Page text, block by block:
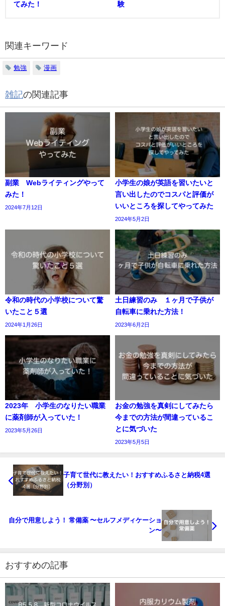
てみた！
験
関連キーワード
勉強 漫画
雑記の関連記事
副業 Webライティングやって
みた！
2024年7月12日
小学生の娘が英語を習いたいと
言い出したのでコスパと評価が
いいところを探してやってみた
2024年5月2日
令和の時代の小学校について驚
いたこと５選
2024年1月26日
土日練習のみ １ヶ月で子供が
自転車に乗れた方法！
2023年6月2日
2023年 小学生のなりたい職業
に薬剤師が入っていた！
2023年5月26日
お金の勉強を真剣にしてみたら
今までの方法が間違っているこ
とに気づいた
2023年5月5日
子育て世代に教えたい！おすすめふるさと納税4選
（分野別）
自分で用意しよう！ 常備薬 〜セルフメディケーショ
ン〜
おすすめの記事